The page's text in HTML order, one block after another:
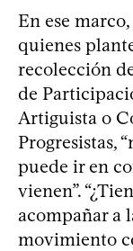
En ese
quienes
recolección
de
Artiguista o
Progresistas,
puede ir en
vienen”.
acompañar a
movimiento